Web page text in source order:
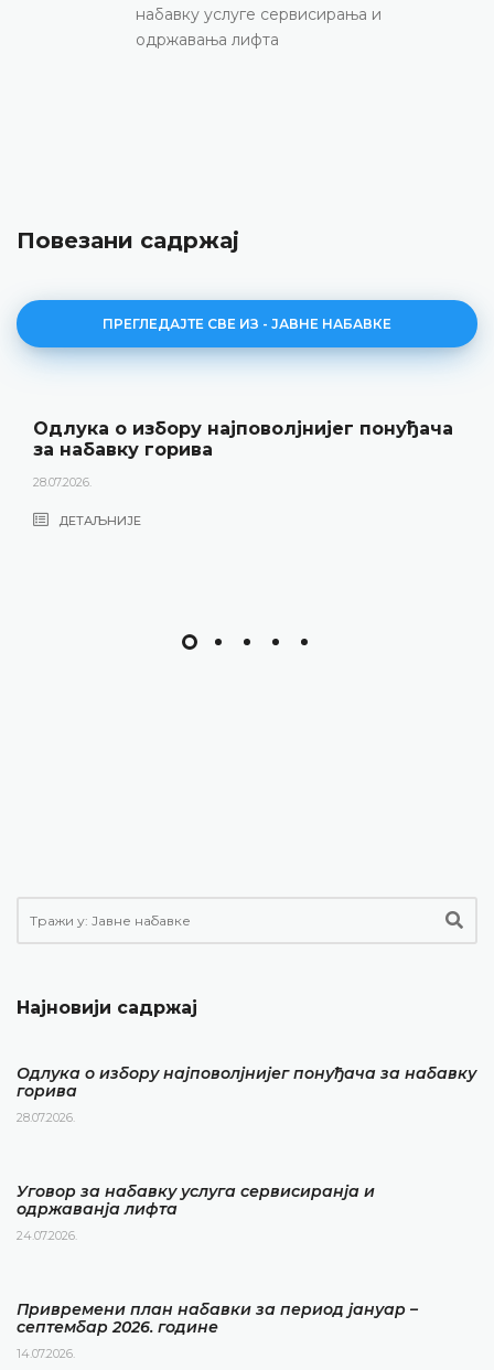
набавку услуге сервисирања и
одржавања лифта
Повезани садржај
ПРЕГЛЕДАЈТЕ СВЕ ИЗ - ЈАВНЕ НАБАВКЕ
Одлука о избору најповолјнијег понуђача
за набавку горива
28.07.2026.
ДЕТАЉНИЈЕ
Најновији садржај
Одлука о избору најповолјнијег понуђача за набавку
горива
28.07.2026.
Уговор за набавку услуга сервисиранја и
одржаванја лифта
24.07.2026.
Привремени план набавки за период јануар –
септембар 2026. године
14.07.2026.